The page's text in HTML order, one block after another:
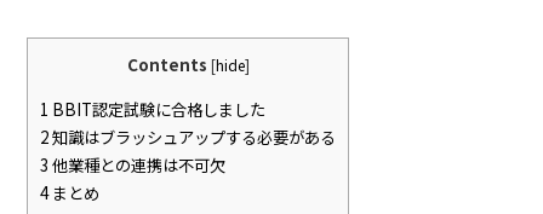
Contents [hide]
1 BBIT認定試験に合格しました
2知識はブラッシュアップする必要がある
3 他業種との連携は不可欠
4まとめ